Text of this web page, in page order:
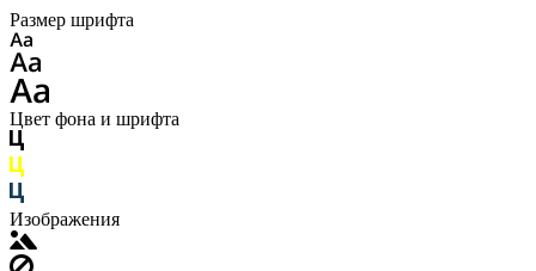
Размер шрифта
Цвет фона и шрифта
Изображения